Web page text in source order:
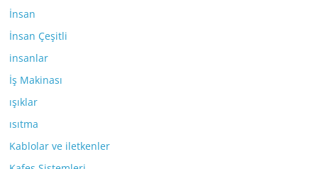
İnsan
İnsan Çeşitli
insanlar
İş Makinası
ışıklar
ısıtma
Kablolar ve iletkenler